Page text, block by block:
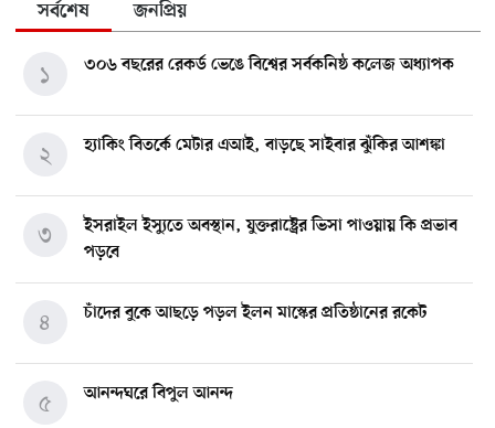
সর্বশেষ জনপ্রিয়
৩০৬ বছরের রেকর্ড ভেঙে বিশ্বের সর্বকনিষ্ঠ কলেজ অধ্যাপক
১
হ্যাকিং বিতর্কে মেটার এআই, বাড়ছে সাইবার ঝুঁকির আশঙ্কা
২
ইসরাইল ইস্যুতে অবস্থান, যুক্তরাষ্ট্রের ভিসা পাওয়ায় কি প্রভাব
পড়বে
৩
চাঁদের বুকে আছড়ে পড়ল ইলন মাস্কের প্রতিষ্ঠানের রকেট
৪
আনন্দঘরে বিপুল আনন্দ
৫